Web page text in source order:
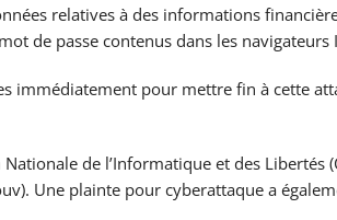
relatives à des informations
de passe contenus dans les navigateurs
immédiatement pour mettre fin à cette
de l’Informatique et des Libertés
Une plainte pour cyberattaque a